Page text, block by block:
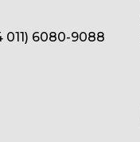
6080-9088